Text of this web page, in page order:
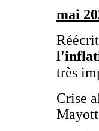
mai
très
Crise